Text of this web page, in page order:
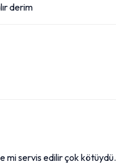
derim
mi servis edilir çok kötüydü.